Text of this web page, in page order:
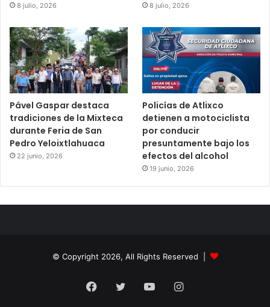
8 julio, 2026 8 julio, 2026
Pável Gaspar destaca
tradiciones de la Mixteca
durante Feria de San
Pedro Yeloixtlahuaca
22 junio, 2026
Policías de Atlixco
detienen a motociclista
por conducir
presuntamente bajo los
efectos del alcohol
19 junio, 2026
© Copyright 2026, All Rights Reserved |
Facebook
TwitterYouTubeInstagram